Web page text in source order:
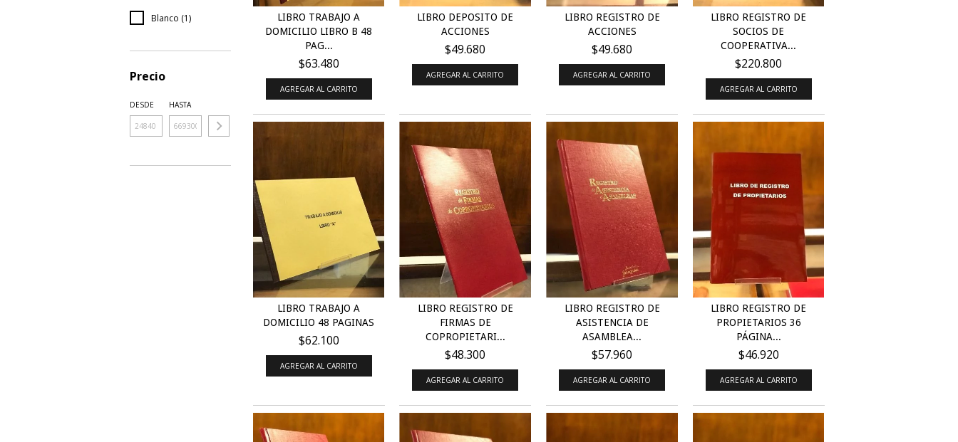
Blanco (1)
Precio
DESDE HASTA
LIBRO TRABAJO A
DOMICILIO LIBRO B 48
PAG...
$63.480
AGREGAR AL CARRITO
LIBRO DEPOSITO DE
ACCIONES
$49.680
AGREGAR AL CARRITO
LIBRO REGISTRO DE
ACCIONES
$49.680
AGREGAR AL CARRITO
LIBRO REGISTRO DE
SOCIOS DE
COOPERATIVA...
$220.800
AGREGAR AL CARRITO
LIBRO TRABAJO A
DOMICILIO 48 PAGINAS
$62.100
AGREGAR AL CARRITO
LIBRO REGISTRO DE
FIRMAS DE
COPROPIETARI...
$48.300
AGREGAR AL CARRITO
LIBRO REGISTRO DE
ASISTENCIA DE
ASAMBLEA...
$57.960
AGREGAR AL CARRITO
LIBRO REGISTRO DE
PROPIETARIOS 36
PÁGINA...
$46.920
AGREGAR AL CARRITO